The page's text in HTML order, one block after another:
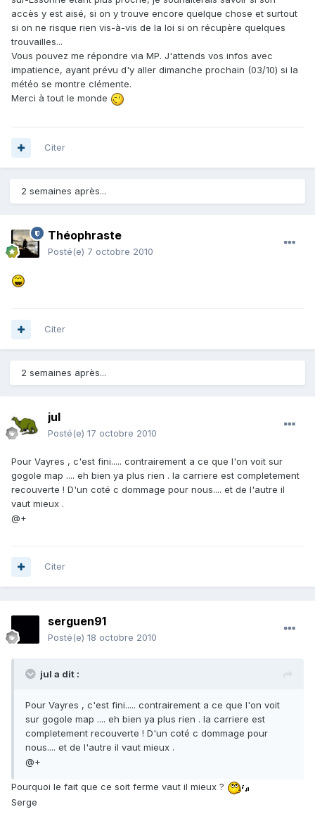
accès y est aisé, si on y trouve encore quelque chose et surtout
si on ne risque rien vis-à-vis de la loi si on récupère quelques
trouvailles...
Vous pouvez me répondre via MP. J'attends vos infos avec
impatience, ayant prévu d'y aller dimanche prochain (03/10) si la
météo se montre clémente.
Merci à tout le monde
Citer
2 semaines après...
Théophraste
Posté(e) 7 octobre 2010
Citer
2 semaines après...
jul
Posté(e) 17 octobre 2010
Pour Vayres , c'est fini..... contrairement a ce que l'on voit sur
gogole map .... eh bien ya plus rien . la carriere est completement
recouverte ! D'un coté c dommage pour nous.... et de l'autre il
vaut mieux .
@+
Citer
serguen91
Posté(e) 18 octobre 2010
jul a dit :
Pour Vayres , c'est fini..... contrairement a ce que l'on voit
sur gogole map .... eh bien ya plus rien . la carriere est
completement recouverte ! D'un coté c dommage pour
nous.... et de l'autre il vaut mieux .
@+
Pourquoi le fait que ce soit ferme vaut il mieux ?
Serge